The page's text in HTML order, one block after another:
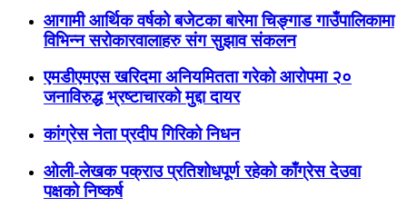
आगामी आर्थिक वर्षको बजेटका बारेमा चिङ्गाड गाउँपालिकामा
विभिन्न सरोकारवालाहरु संग सुझाव संकलन
एमडीएमएस खरिदमा अनियमितता गरेको आरोपमा २०
जनाविरुद्ध भ्रष्टाचारको मुद्दा दायर
कांग्रेस नेता प्रदीप गिरिको निधन
ओली-लेखक पक्राउ प्रतिशोधपूर्ण रहेको काँग्रेस देउवा
पक्षको निष्कर्ष